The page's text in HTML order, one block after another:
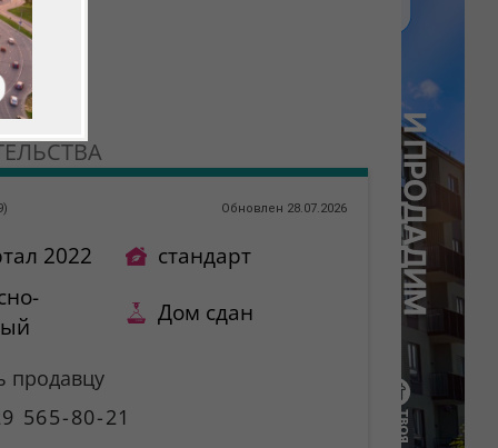
) Обновлен 28.07.2026
2022
стандарт
Дом сдан
продавцу
565-80-21